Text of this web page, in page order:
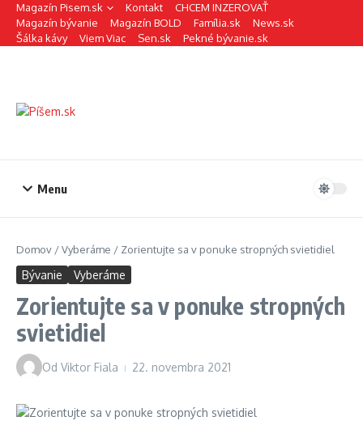
Preskočiť na obsah
Magazín Pisem.sk Kontakt
CHCEM INZEROVAŤ
Magazín bývanie
Magazín BOLD Família.sk
News.sk
Šálka kávy
Viem Viac Sen.sk Pekné bývanie.sk
Menu
Domov /Vyberáme / Zorientujte sa v ponuke stropných svietidiel
Bývanie Vyberáme
Zorientujte sa v ponuke stropných
svietidiel
Od Viktor Fiala 22. novembra 2021